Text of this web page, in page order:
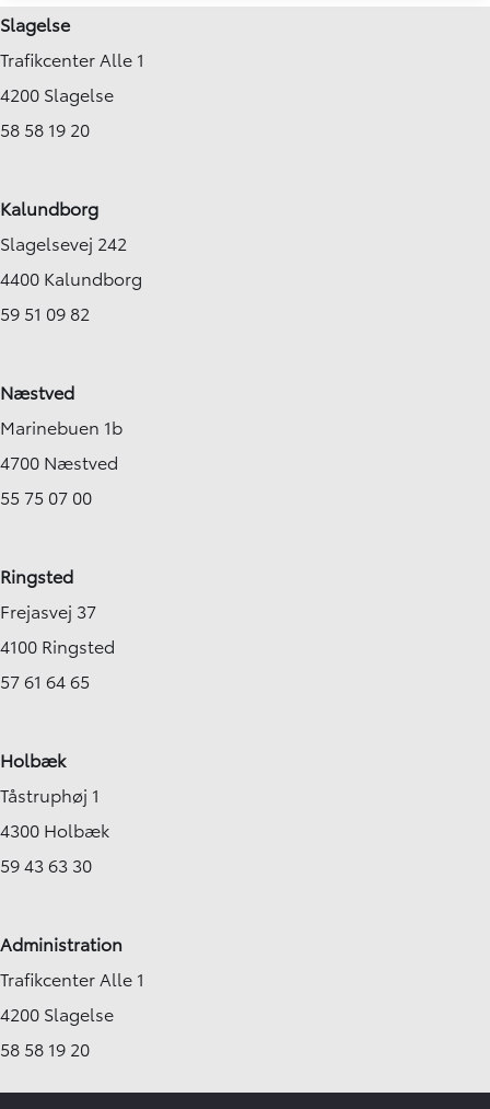
Slagelse
Trafikcenter Alle 1
4200 Slagelse
58 58 19 20
Kalundborg
Slagelsevej 242
4400 Kalundborg
59 51 09 82
Næstved
Marinebuen 1b
4700 Næstved
55 75 07 00
Ringsted
Frejasvej 37
4100 Ringsted
57 61 64 65
Holbæk
Tåstruphøj 1
4300 Holbæk
59 43 63 30
Administration
Trafikcenter Alle 1
4200 Slagelse
58 58 19 20